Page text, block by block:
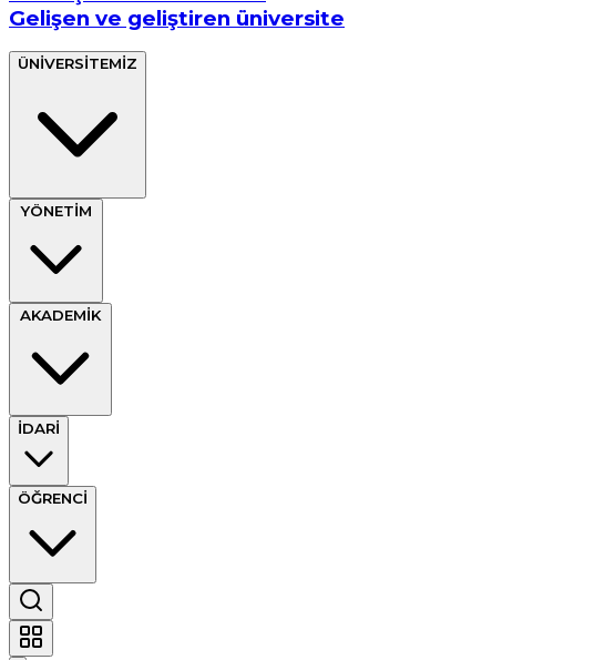
Gelişen ve geliştiren üniversite
ÜNİVERSİTEMİZ
AKADEMİK
İDARİ
ÖĞRENCİ